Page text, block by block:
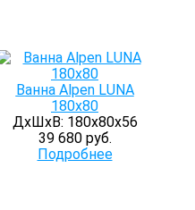
Ванна Alpen LUNA
180x80
ДхШхВ: 180х80х56
39 680 руб.
Подробнее